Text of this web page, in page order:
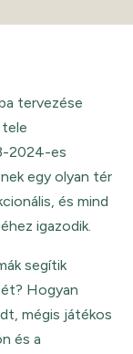
tervezése
2024-es
egy olyan tér
és mind
igazodik.
segítik
Hogyan
mégis játékos
és a